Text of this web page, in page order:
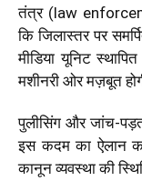
तंत्र (law
कि जिलास्तर पर
मीडिया यूनिट
मशीनरी ओर मज़बूत
पुलीसिंग और जांच-
इस कदम का ऐलान
कानून व्यवस्था की